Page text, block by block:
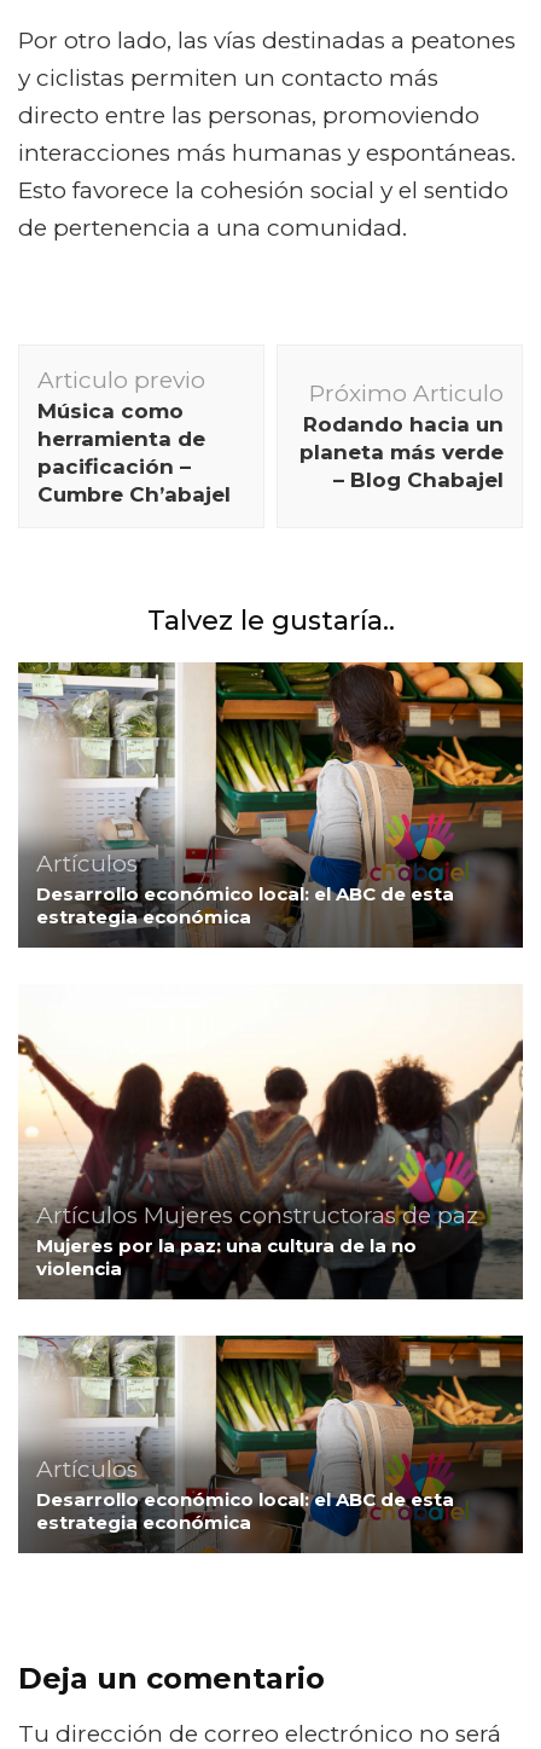
Por otro lado, las vías destinadas a peatones
y ciclistas permiten un contacto más
directo entre las personas, promoviendo
interacciones más humanas y espontáneas.
Esto favorece la cohesión social y el sentido
de pertenencia a una comunidad.
Navegación
de
publicación
Articulo previo
Música como
herramienta de
pacificación –
Cumbre Ch’abajel
Próximo Articulo
Rodando hacia un
planeta más verde
– Blog Chabajel
Talvez le gustaría..
Artículos
Desarrollo económico local: el ABC de esta
estrategia económica
Artículos Mujeres constructoras de paz
Mujeres por la paz: una cultura de la no
violencia
Artículos
Desarrollo económico local: el ABC de esta
estrategia económica
Deja un comentario
Tu dirección de correo electrónico no será